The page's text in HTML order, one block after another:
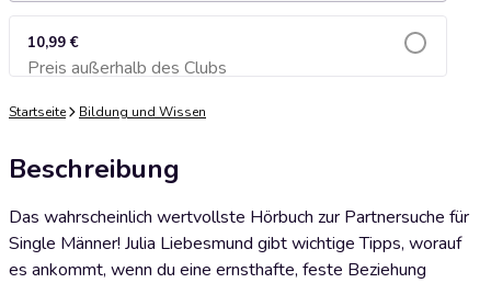
10,99 €
Preis außerhalb des ClubsZum Warenkorb hinzufügen
Startseite Bildung und Wissen
Beschreibung
Das wahrscheinlich wertvollste Hörbuch zur Partnersuche für
Single Männer! Julia Liebesmund gibt wichtige Tipps, worauf
es ankommt, wenn du eine ernsthafte, feste Beziehung